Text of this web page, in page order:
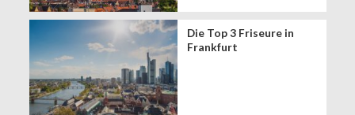
Die Top 3 Friseure in
Frankfurt